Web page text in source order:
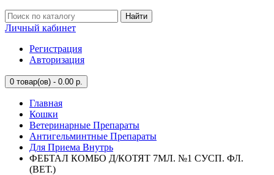
Найти
Личный кабинет
Регистрация
Авторизация
0 товар(ов) - 0.00 р.
Главная
Кошки
Ветеринарные Препараты
Антигельминтные Препараты
Для Приема Внутрь
ФЕБТАЛ КОМБО Д/КОТЯТ 7МЛ. №1 СУСП. ФЛ.
(ВЕТ.)